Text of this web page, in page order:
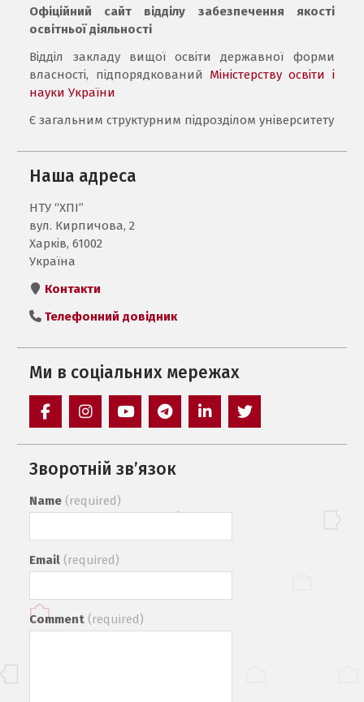
Офіційний сайт відділу забезпечення якості
освітньої діяльності
Відділ закладу вищої освіти державної форми
власності, підпорядкований Міністерству освіти і
науки України
Є загальним структурним підрозділом університету
Наша адреса
НТУ “ХПІ”
вул. Кирпичова, 2
Харків, 61002
Україна
Контакти
Телефонний довідник
Ми в соцiальних мережах
Зворотній зв’язок
Name (required)
Email (required)
Comment (required)